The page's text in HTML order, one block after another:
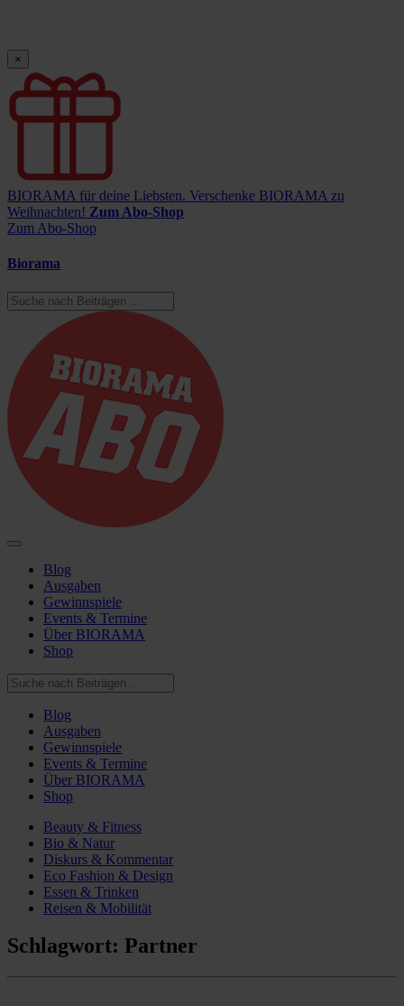
×
BIORAMA für deine Liebsten. Verschenke BIORAMA zu
Weihnachten! Zum Abo-Shop
Zum Abo-Shop
Biorama
Blog
Ausgaben
Gewinnspiele
Events & Termine
Über BIORAMA
Shop
Blog
Ausgaben
Gewinnspiele
Events & Termine
Über BIORAMA
Shop
Beauty & Fitness
Bio & Natur
Diskurs & Kommentar
Eco Fashion & Design
Essen & Trinken
Reisen & Mobilität
Schlagwort: Partner